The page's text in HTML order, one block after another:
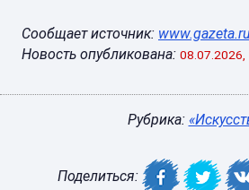
Сообщает источник: www.gazeta.ru
Новость опубликована: 08.07.2026,
Рубрика:
Поделиться: